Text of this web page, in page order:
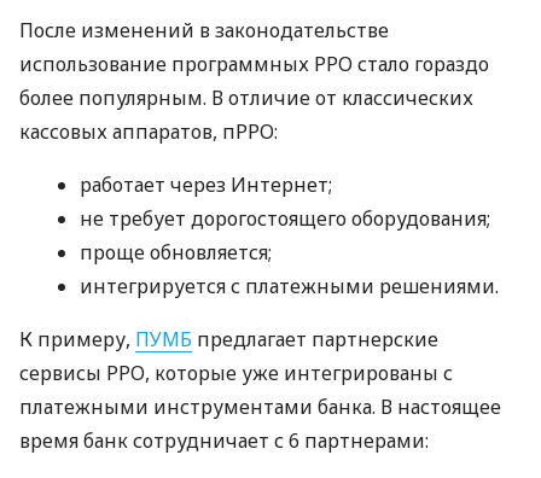
После изменений в законодательстве
использование программных РРО стало гораздо
более популярным. В отличие от классических
кассовых аппаратов, пРРО:
работает через Интернет;
не требует дорогостоящего оборудования;
проще обновляется;
интегрируется с платежными решениями.
К примеру, ПУМБ предлагает партнерские
сервисы РРО, которые уже интегрированы с
платежными инструментами банка. В настоящее
время банк сотрудничает с 6 партнерами: